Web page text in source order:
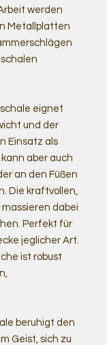
werden
Metallplatten
eignet
und der
Einsatz als
aber auch
an den Füßen
Die kraftvollen,
dabei
Perfekt für
jeglicher Art.
ist robust
beruhigt den
Geist, sich zu